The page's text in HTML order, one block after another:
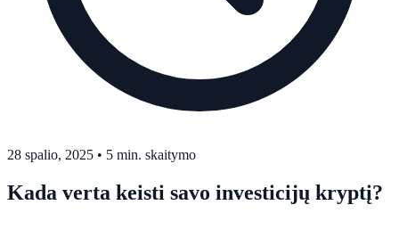
28 spalio, 2025 • 5 min. skaitymo
Kada verta keisti savo investicijų kryptį?